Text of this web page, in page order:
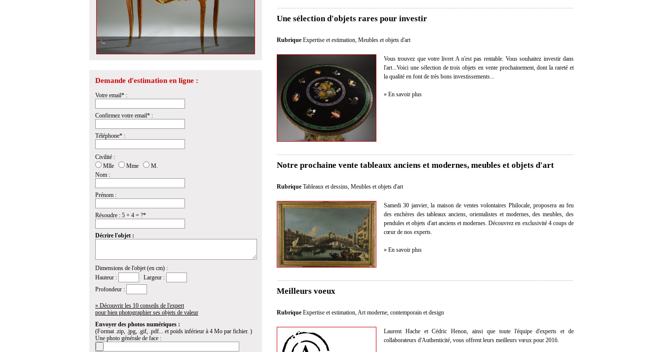
Estimation d\'une commode perruquière de style Louis XV dans notre
prochaine vente à Saint Cloud
Demande d'estimation en ligne :
Votre email* :
Confirmez votre email* :
Téléphone* :
Civilité :
Mlle
Mme
M.
Nom :
Prénom :
Résoudre : 5 + 4 = ?*
Décrire l'objet :
Dimensions de l'objet (en cm) :
Hauteur :
Largeur :
Profondeur :
» Découvrir les 10 conseils de l'expert
pour bien photographier ses objets de valeur
Envoyer des photos numériques :
(Format .zip, .jpg, .gif, .pdf... et poids inférieur à 4 Mo par fichier. )
Une photo générale de face :
Une sélection d'objets rares pour investir
Rubrique Expertise et estimation, Meubles et objets d'art
Vous trouvez que votre livret A n'est pas rentable. Vous souhaitez investir dans
l'art...Voici une sélection de trois objets en vente prochainement, dont la rareté et
la qualité en font de très bons investissements...
» En savoir plus
Notre prochaine vente tableaux anciens et modernes, meubles et objets d'art
Rubrique Tableaux et dessins, Meubles et objets d'art
Samedi 30 janvier, la maison de ventes volontaires Philocale, proposera au feu
des enchères des tableaux anciens, orientalistes et modernes, des meubles, des
pendules et objets d'art anciens et modernes. Découvrez en exclusivité 4 coups de
cœur de nos experts.
» En savoir plus
Meilleurs voeux
Rubrique Expertise et estimation,Art moderne, contemporain et design
Laurent Hache et Cédric Henon, ainsi que toute l'équipe d'experts et de
collaborateurs d'Authenticité, vous offrent leurs meilleurs vœux pour 2016.